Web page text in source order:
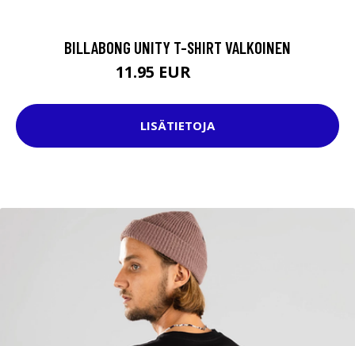
BILLABONG UNITY T-SHIRT VALKOINEN
11.95 EUR
LISÄTIETOJA